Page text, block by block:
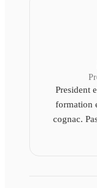
President
formation
cognac.